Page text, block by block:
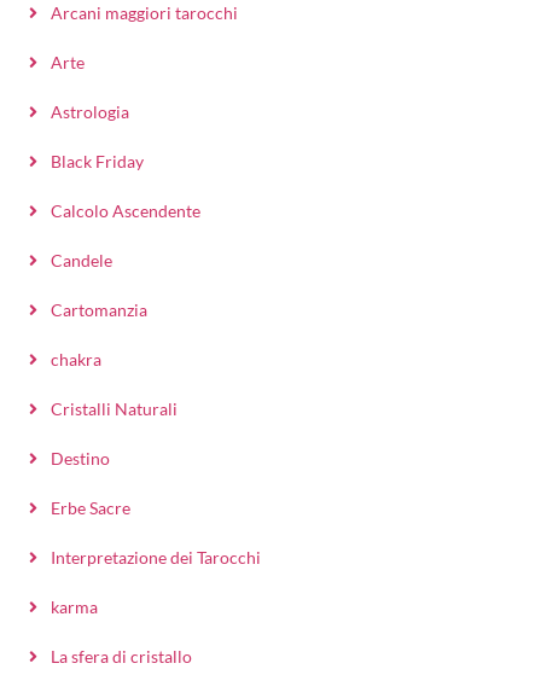
Arcani maggiori tarocchi
Arte
Astrologia
Black Friday
Calcolo Ascendente
Candele
Cartomanzia
chakra
Cristalli Naturali
Destino
Erbe Sacre
Interpretazione dei Tarocchi
karma
La sfera di cristallo